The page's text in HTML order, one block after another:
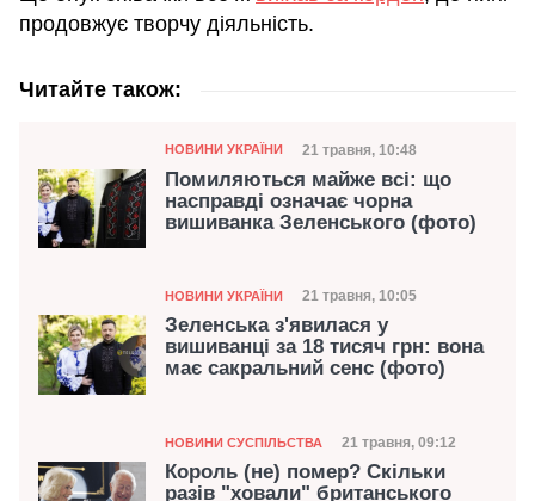
продовжує творчу діяльність.
Читайте також:
Категорія
НОВИНИ УКРАЇНИ Дата публікації
21 травня, 10:48
Помиляються майже всі: що
насправді означає чорна
вишиванка Зеленського (фото)
Категорія
НОВИНИ УКРАЇНИ Дата публікації
21 травня, 10:05
Зеленська з'явилася у
вишиванці за 18 тисяч грн: вона
має сакральний сенс (фото)
Категорія
НОВИНИ СУСПІЛЬСТВА Дата публікації
21 травня, 09:12
Король (не) помер? Скільки
разів "ховали" британського